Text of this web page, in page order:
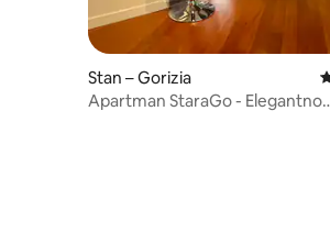
Stan – Gorizia
Apartman StaraGo - Elegantno